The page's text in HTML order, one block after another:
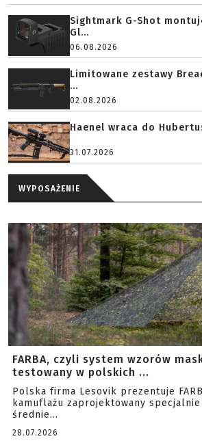
Sightmark G-Shot
Gl...
06.08.2026
Limitowane zestawy
...
02.08.2026
Haenel wraca do
31.07.2026
WYPOSAŻENIE
FARBA, czyli system wzorów
testowany w polskich ...
Polska firma Lesovik prezentuje
kamuflażu zaprojektowany
średnie...
28.07.2026